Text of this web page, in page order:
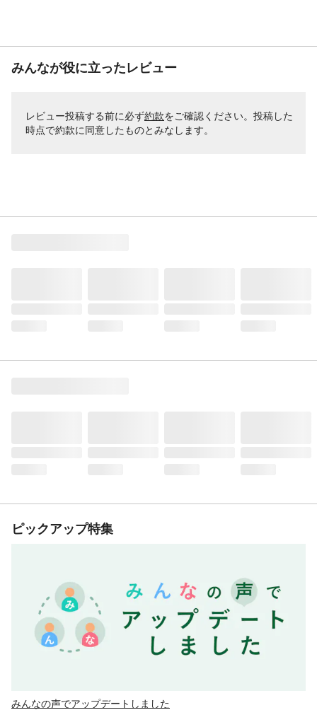
みんなが役に立ったレビュー
レビュー投稿する前に必ず約款をご確認ください。投稿した
時点で約款に同意したものとみなします。
ピックアップ特集
みんなの声でアップデートしました